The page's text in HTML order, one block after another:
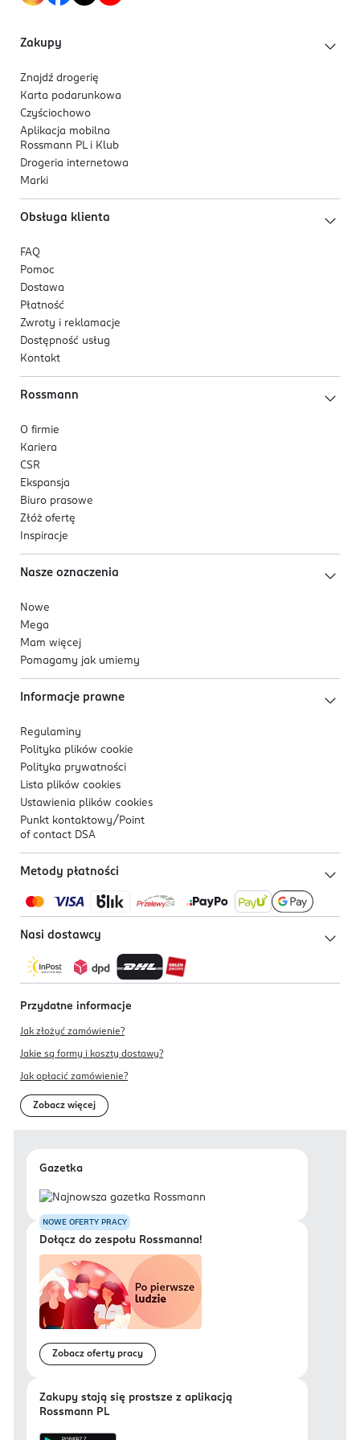
5. Zatwierdzone przez dermatologów ze Skin Health
Alliance
6. Wyjątkowo sucha warstwa szybko wchłania wilgoć
7. Elastyczne boczki zapewniają bezpieczne i
8. Ochronna osłonka wokół nogawek pomaga
Zakupy
Znajdź drogerię
Karta podarunkowa
Czyściochowo
Aplikacja mobilna
Rossmann PL i Klub
Drogeria internetowa
Marki
Obsługa klienta
FAQ
Pomoc
Dostawa
Płatność
Zwroty i reklamacje
Dostępność usług
Kontakt
Rossmann
O firmie
Kariera
CSR
Ekspansja
Biuro prasowe
Złóż ofertę
Inspiracje
Nasze oznaczenia
Nowe
Mega
Mam więcej
Pomagamy jak umiemy
Informacje prawne
Regulaminy
Polityka plików cookie
Polityka prywatności
Lista plików cookies
Ustawienia plików cookies
Punkt kontaktowy/ Point
of contact DSA
Metody płatności
Nasi dostawcy
Przydatne informacje
Jak złożyć zamówienie?
Jakie są formy i koszty dostawy?
Jak opłacić zamówienie?
Zobacz więcej
Gazetka
NOWE OFERTY PRACY
Dołącz do zespołu Rossmanna!
Zobacz oferty pracy
Zakupy stają się prostsze z aplikacją
Rossmann PL